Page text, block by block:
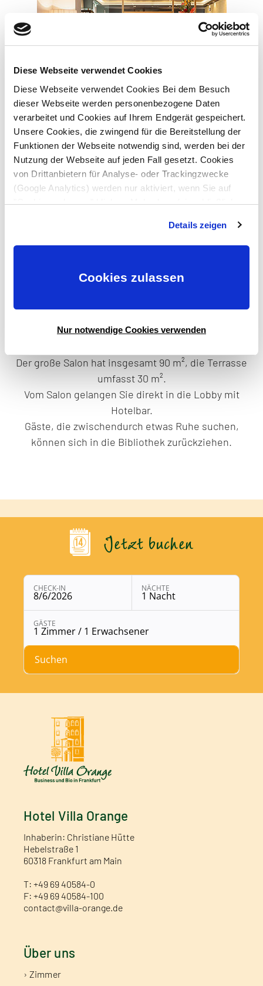
Diese Webseite verwendet Cookies
Diese Webseite verwendet Cookies Bei dem Besuch
dieser Webseite werden personenbezogene Daten
verarbeitet und Cookies auf Ihrem Endgerät gespeichert.
Unsere Cookies, die zwingend für die Bereitstellung der
Funktionen der Webseite notwendig sind, werden bei der
Nutzung der Webseite auf jeden Fall gesetzt. Cookies
von Drittanbietern für Analyse- oder Trackingzwecke
(Google Analytics) werden nur aktiviert, wenn Sie auf
"Cookies zulassen" klicken. Mehr dazu (einschließlich
Datenschutzerklärung—
Impressum.
Details zeigen
Cookies zulassen
Nur notwendige Cookies verwenden
Für Feiern bis max. 50 Personen
Der große Salon hat insgesamt 90 m², die Terrasse
umfasst 30 m².
Vom Salon gelangen Sie direkt in die Lobby mit
Hotelbar.
Gäste, die zwischendurch etwas Ruhe suchen,
können sich in die Bibliothek zurückziehen.
Jetzt buchen
CHECK-IN
8/6/2026
NÄCHTE
1 Nacht
GÄSTE
1 Zimmer / 1 Erwachsener
Suchen
Buchungsmodul mit ausgewählten Parametern
Hotel Villa Orange
Inhaberin: Christiane Hütte
Hebelstraße 1
60318 Frankfurt am Main
T: +49 69 40584-0
F: +49 69 40584-100
contact@villa-orange.de
Über uns
› Zimmer